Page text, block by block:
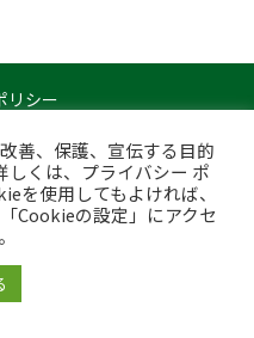
リシー
All rights reserved.
善、保護、宣伝する目的
しくは、プライバシー ポ
を使用してもよければ、
Cookieの設定」にアクセ